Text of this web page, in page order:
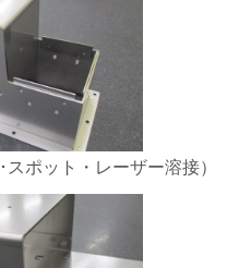
ポット・レーザー溶接）